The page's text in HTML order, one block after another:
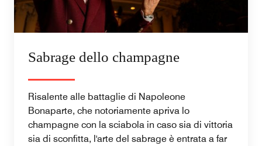
Sabrage dello champagne
Risalente alle battaglie di Napoleone
Bonaparte, che notoriamente apriva lo
champagne con la sciabola in caso sia di vittoria
sia di sconfitta, l'arte del sabrage è entrata a far